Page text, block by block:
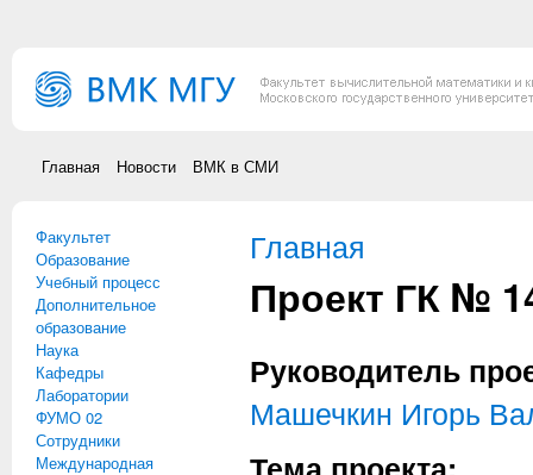
Главная Новости ВМК в СМИ
Факультет
Образование
Учебный процесс
Дополнительное
образование
Наука
Кафедры
Лаборатории
ФУМО 02
Сотрудники
Международная
Вы здесь
Главная
Проект ГК №
Руководитель
Машечкин Игорь